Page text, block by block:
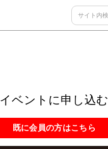
イベントに申し込む
既に会員の方はこちら